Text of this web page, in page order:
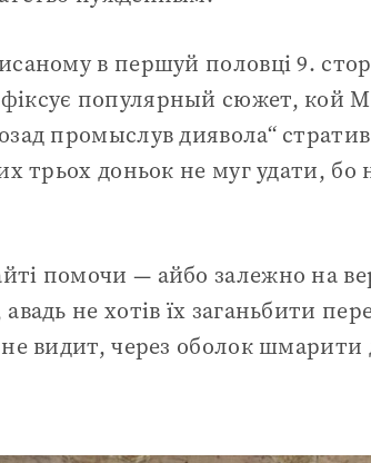
в першуй половці 9.
популярный сюжет, кой
промыслув диявола“
трьох доньок не муг удати,
помочи — айбо залежно на
не хотів їх заганьбити
видит, через оболок шмарити